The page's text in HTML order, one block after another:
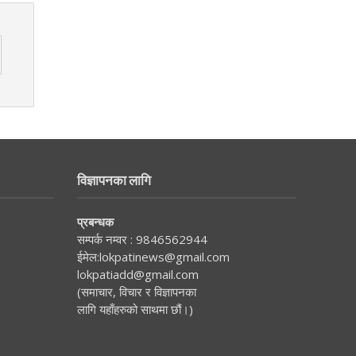
विज्ञापनका लागि
प्रबन्धक
सम्पर्क नम्वर : 9846562944
ईमेल:lokpatinews@gmail.com
lokpatiadd@gmail.com
(समाचार, विचार र विज्ञापनका
लागि यहाँहरुको साथमा छौं।)